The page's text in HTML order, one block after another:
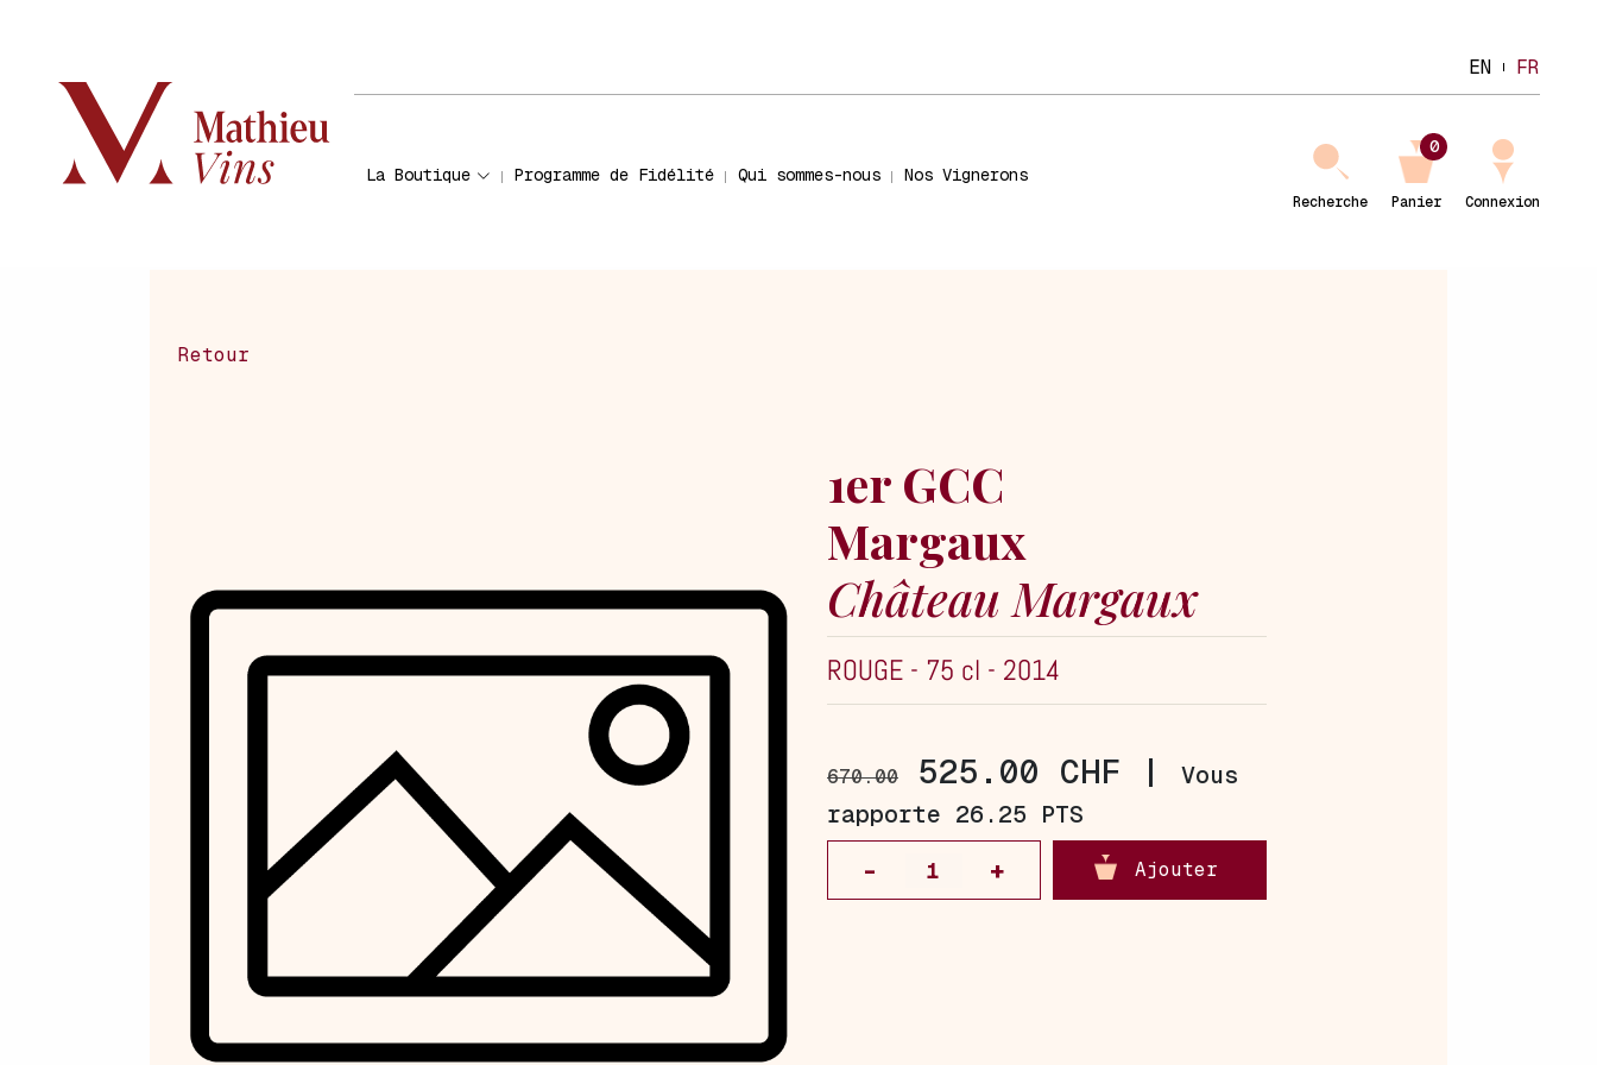
EN FR
La Boutique Programme de Fidélité Qui sommes-nous Nos Vignerons
Recherche Panier
0
Connexion
Retour
1er GCC
Margaux
Château Margaux
ROUGE - 75 cl - 2014
670.00 525.00 CHF |
Vous
rapporte 26.25 PTS
Ajouter